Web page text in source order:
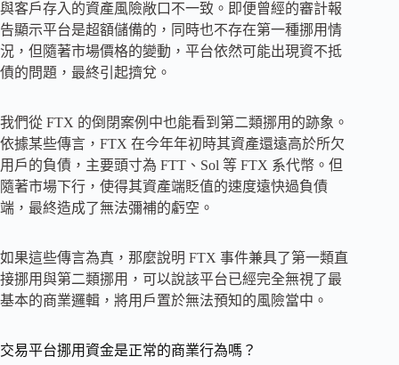
與客戶存入的資產風險敞口不一致。即便曾經的審計報
告顯示平台是超額儲備的，同時也不存在第一種挪用情
況，但隨著市場價格的變動，平台依然可能出現資不抵
債的問題，最終引起擠兌。
我們從 FTX 的倒閉案例中也能看到第二類挪用的跡象。
依據某些傳言，FTX 在今年年初時其資產還遠高於所欠
用戶的負債，主要頭寸為 FTT、Sol 等 FTX 系代幣。但
隨著市場下行，使得其資產端貶值的速度遠快過負債
端，最終造成了無法彌補的虧空。
如果這些傳言為真，那麼說明 FTX 事件兼具了第一類直
接挪用與第二類挪用，可以說該平台已經完全無視了最
基本的商業邏輯，將用戶置於無法預知的風險當中。
交易平台挪用資金是正常的商業行為嗎？